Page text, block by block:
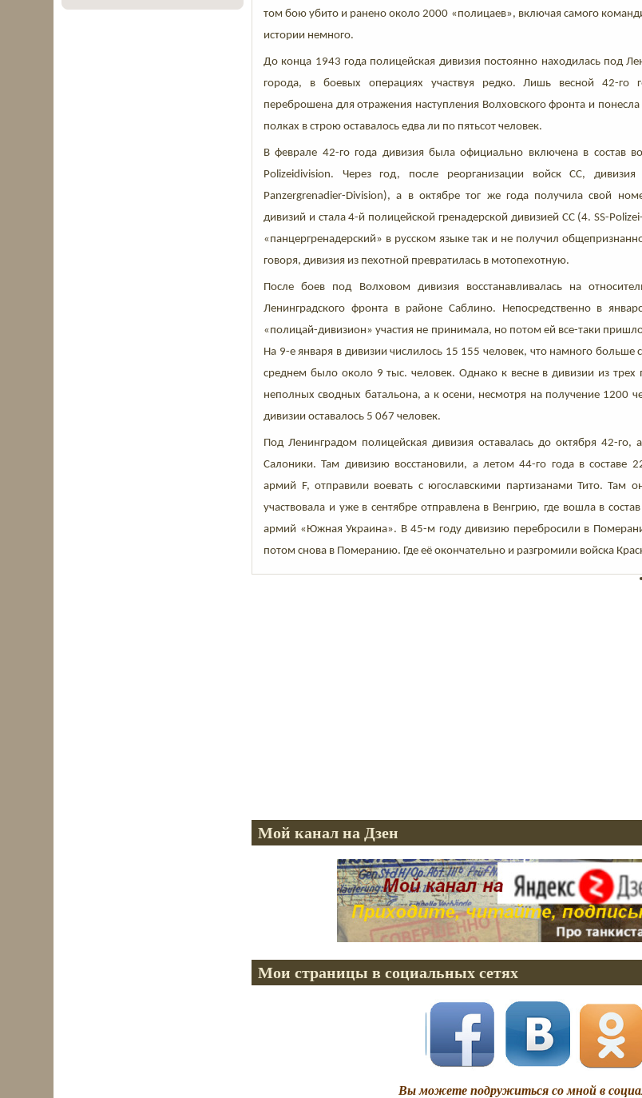
том бою убито и ранено около 2000 «полицаев», включая самого
истории немного.
До конца 1943 года полицейская дивизия постоянно находилась под
города, в боевых операциях участвуя редко. Лишь весной 42-го
переброшена для отражения наступления Волховского фронта и понесла
полках в строю оставалось едва ли по пятьсот человек.
В феврале 42-го года дивизия была официально включена в состав
Polizeidivision. Через год, после реорганизации войск СС, дивизия
Panzergrenadier-Division), а в октябре тог же года получила свой
дивизий и стала 4-й полицейской гренадерской дивизией СС (4. SS-
«панцергренадерский» в русском языке так и не получил
говоря, дивизия из пехотной превратилась в мотопехотную.
После боев под Волховом дивизия восстанавливалась на
Ленинградского фронта в районе Саблино. Непосредственно в
«полицай-дивизион» участия не принимала, но потом ей все-таки
На 9-е января в дивизии числилось 15 155 человек, что намного больше
среднем было около 9 тыс. человек. Однако к весне в дивизии из трех
неполных сводных батальона, а к осени, несмотря на получение 1200
дивизии оставалось 5 067 человек.
Под Ленинградом полицейская дивизия оставалась до октября 42-го,
Салоники. Там дивизию восстановили, а летом 44-го года в составе
армий F, отправили воевать с югославскими партизанами Тито. Там
участвовала и уже в сентябре отправлена в Венгрию, где вошла в
армий «Южная Украина». В 45-м году дивизию перебросили в
потом снова в Померанию. Где её окончательно и разгромили войска
Мой канал на Дзен
Мои страницы в социальных сетях
Вы можете подружиться со мной в